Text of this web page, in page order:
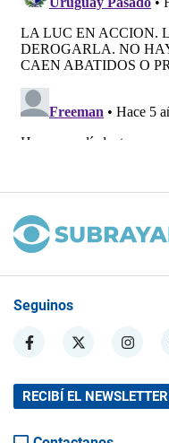
Seguinos
RECIBÍ EL NEWSLETTER